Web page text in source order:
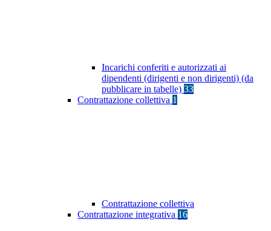
Incarichi conferiti e autorizzati ai
dipendenti (dirigenti e non dirigenti) (da
pubblicare in tabelle) 33
Contrattazione collettiva 1
Contrattazione collettiva
Contrattazione integrativa 16